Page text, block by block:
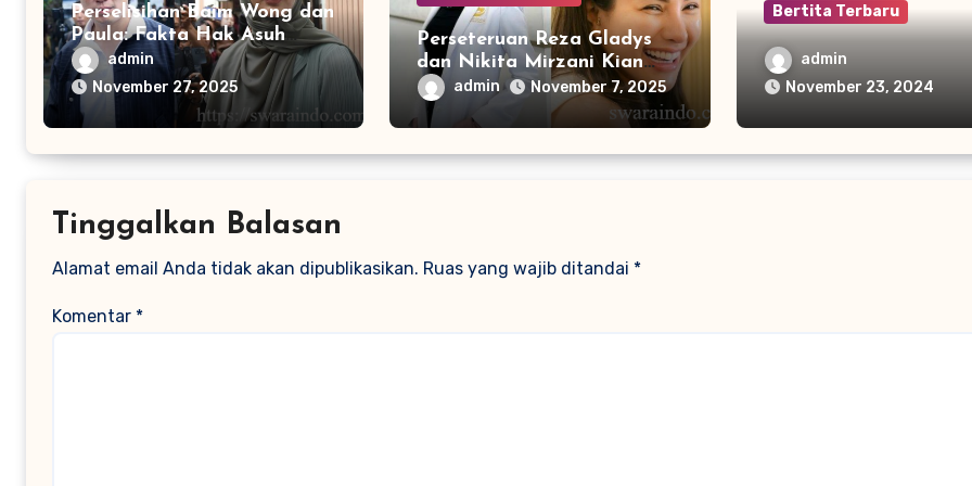
Perselisihan Baim Wong dan
Paula: Fakta Hak Asuh
Anakadmin
November 27, 2025
Perseteruan Reza Gladys
dan Nikita Mirzani Kian
Memanas
admin November 7, 2025
Bertita Terbaru
Transgender Isa Zega
Dilaporkan Polisi
admin
November 23, 2024
Tinggalkan Balasan
Alamat email Anda tidak akan dipublikasikan. Ruas yang wajib ditandai *
Komentar *